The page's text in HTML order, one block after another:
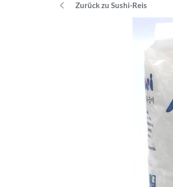
Zurück zu Sushi-Reis